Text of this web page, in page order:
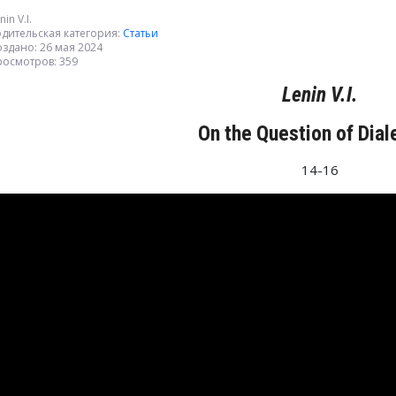
V.I.
категория: Статьи
26 мая 2024
359
Lenin V.I.
On the Question of
14-16